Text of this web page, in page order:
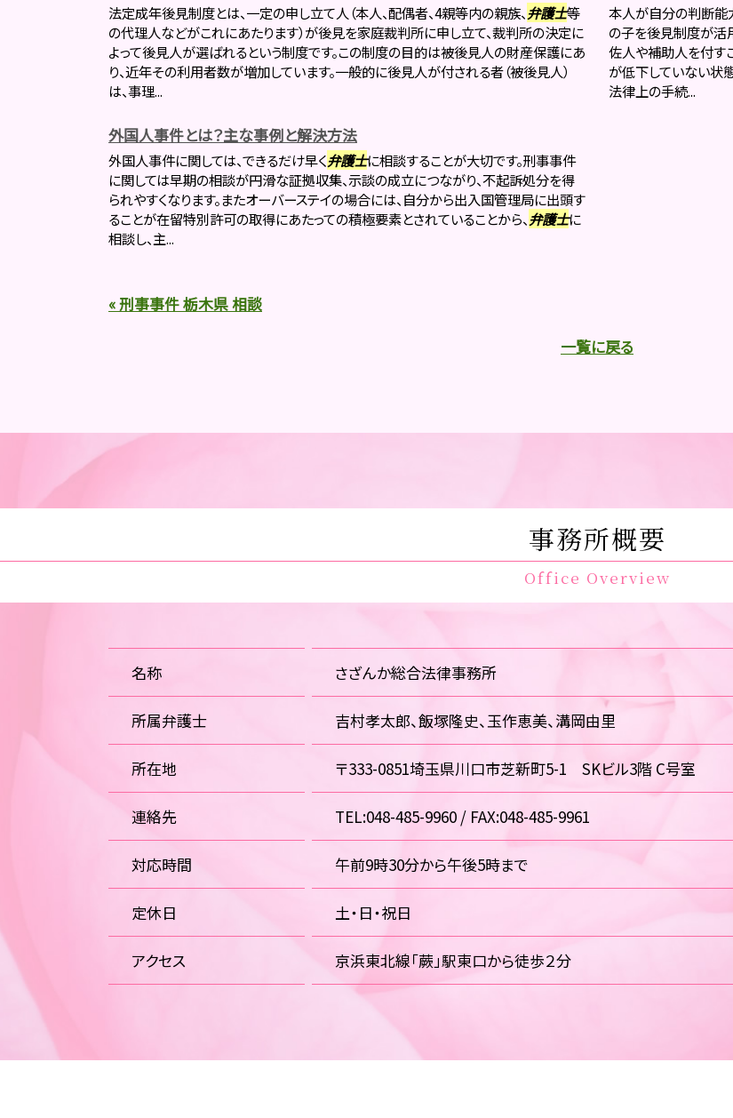
法定成年後見制度とは、一定の申し立て人（本人、配偶者、4親等内の親族、弁護士等
の代理人などがこれにあたります）が後見を家庭裁判所に申し立て、裁判所の決定に
よって後見人が選ばれるという制度です。この制度の目的は被後見人の財産保護にあ
り、近年その利用者数が増加しています。一般的に後見人が付される者（被後見人）
は、事理...
本人が自分の判断能
の子を後見制度が活
佐人や補助人を付す
が低下していない状
法律上の手続...
外国人事件とは？主な事例と解決方法
外国人事件に関しては、できるだけ早く弁護士に相談することが大切です。刑事事件
に関しては早期の相談が円滑な証拠収集、示談の成立につながり、不起訴処分を得
られやすくなります。またオーバーステイの場合には、自分から出入国管理局に出頭す
ることが在留特別許可の取得にあたっての積極要素とされていることから、 弁護士に
相談し、主...
« 刑事事件 栃木県 相談
一覧に戻る
事務所概要
Office Overview
名称 さざんか総合法律事務所
所属弁護士 吉村孝太郎、飯塚隆史、玉作恵美、溝岡由里
所在地 〒333-0851埼玉県川口市芝新町5-1 SKビル3階 C号室
連絡先 TEL:048-485-9960 / FAX:048-485-9961
対応時間 午前9時30分から午後5時まで
定休日 土・日・祝日
アクセス 京浜東北線「蕨」駅東口から徒歩２分